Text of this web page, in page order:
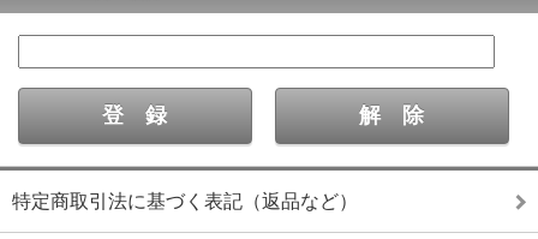
特定商取引法に基づく表記（返品など）